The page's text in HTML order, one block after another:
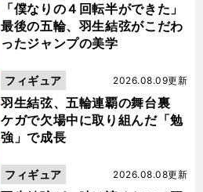
「僕なりの４回転半ができた」
最後の五輪、羽生結弦がこだわ
ったジャンプの美学
羽生結弦、五輪連覇の舞台裏
ケガで欠場中に取り組んだ「勉
強」で成長
2026.08.09更新
フィギュア
2026.08.08更新
フィギュア